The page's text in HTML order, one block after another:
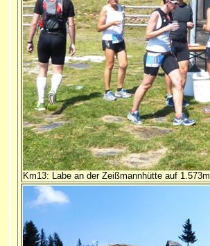
Km13: Labe an der Zeißmannhütte auf 1.573m